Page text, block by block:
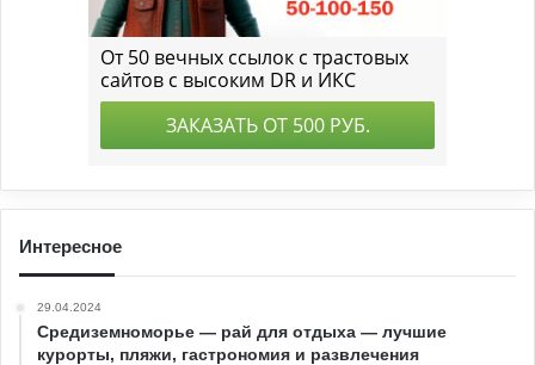
Интересное
29.04.2024
Средиземноморье — рай для отдыха — лучшие
курорты, пляжи, гастрономия и развлечения